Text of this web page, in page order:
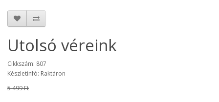
Utolsó véreink
Cikkszám: 807
Készletinfó: Raktáron
5 499 Ft